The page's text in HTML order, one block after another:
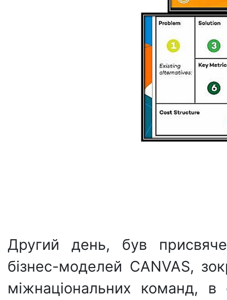
Другий день, був
бізнес-моделей CANVAS,
міжнаціональних команд, в